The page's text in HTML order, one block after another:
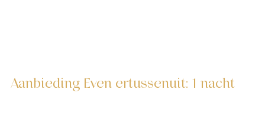
Aanbieding Even ertussenuit: 1 nacht